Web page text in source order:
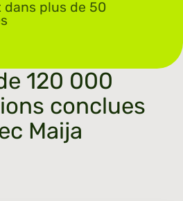
dans plus de 50
120 000
conclues
Maija